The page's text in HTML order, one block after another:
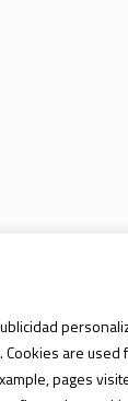
are used
pages